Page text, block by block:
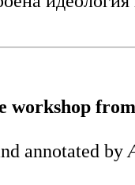
workshop
annotated by